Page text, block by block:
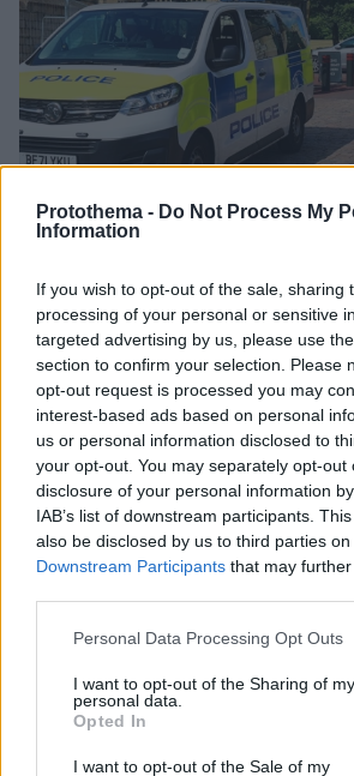
Protothema - Do Not Process My
Information
If you wish to opt-out of the sale, sharing
processing of your personal or sensitive
targeted advertising by us, please use
section to confirm your selection. Please
opt-out request is processed you may
interest-based ads based on personal
us or personal information disclosed to
your opt-out. You may separately opt-out
disclosure of your personal information
IAB’s list of downstream participants.
also be disclosed by us to third parties on
Downstream Participants that may
Please note that this website/app uses
not limited to your visit or usage
grant or deny consent to Google and its
use your data for below specified
consent section.
Personal Data Processing Opt Outs
I want to opt-out of the Sharing of my
personal data.
Opted In
I want to opt-out of the Sale of my
Συνελήφθη 30χρονος που εισέβαλε
Ουίνδσορ - Είχε στην κατοχή του
Ο συλληφθείς αργότερα αφέθηκε
όρους, ενώ η έρευνα για τις
οποίες σημειώθηκε το περιστατικό
03.06.2025, 18:01